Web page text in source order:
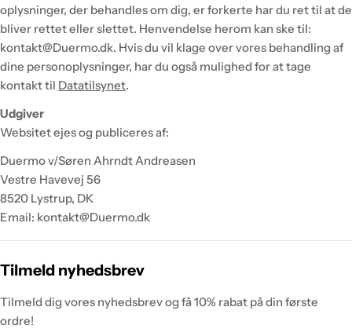
oplysninger, der behandles om dig, er forkerte har du ret til at de
bliver rettet eller slettet. Henvendelse herom kan ske til:
kontakt@Duermo.dk. Hvis du vil klage over vores behandling af
dine personoplysninger, har du også mulighed for at tage
kontakt til Datatilsynet.
Udgiver
Websitet ejes og publiceres af:
Duermo v/Søren Ahrndt Andreasen
Vestre Havevej 56
8520 Lystrup, DK
Email: kontakt@Duermo.dk
Tilmeld nyhedsbrev
Tilmeld dig vores nyhedsbrev og få 10% rabat på din første
ordre!